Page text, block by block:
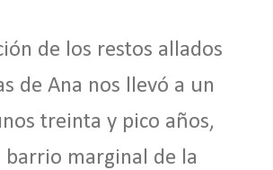
de los restos allados
de Ana nos llevó a un
treinta y pico años,
barrio marginal de la